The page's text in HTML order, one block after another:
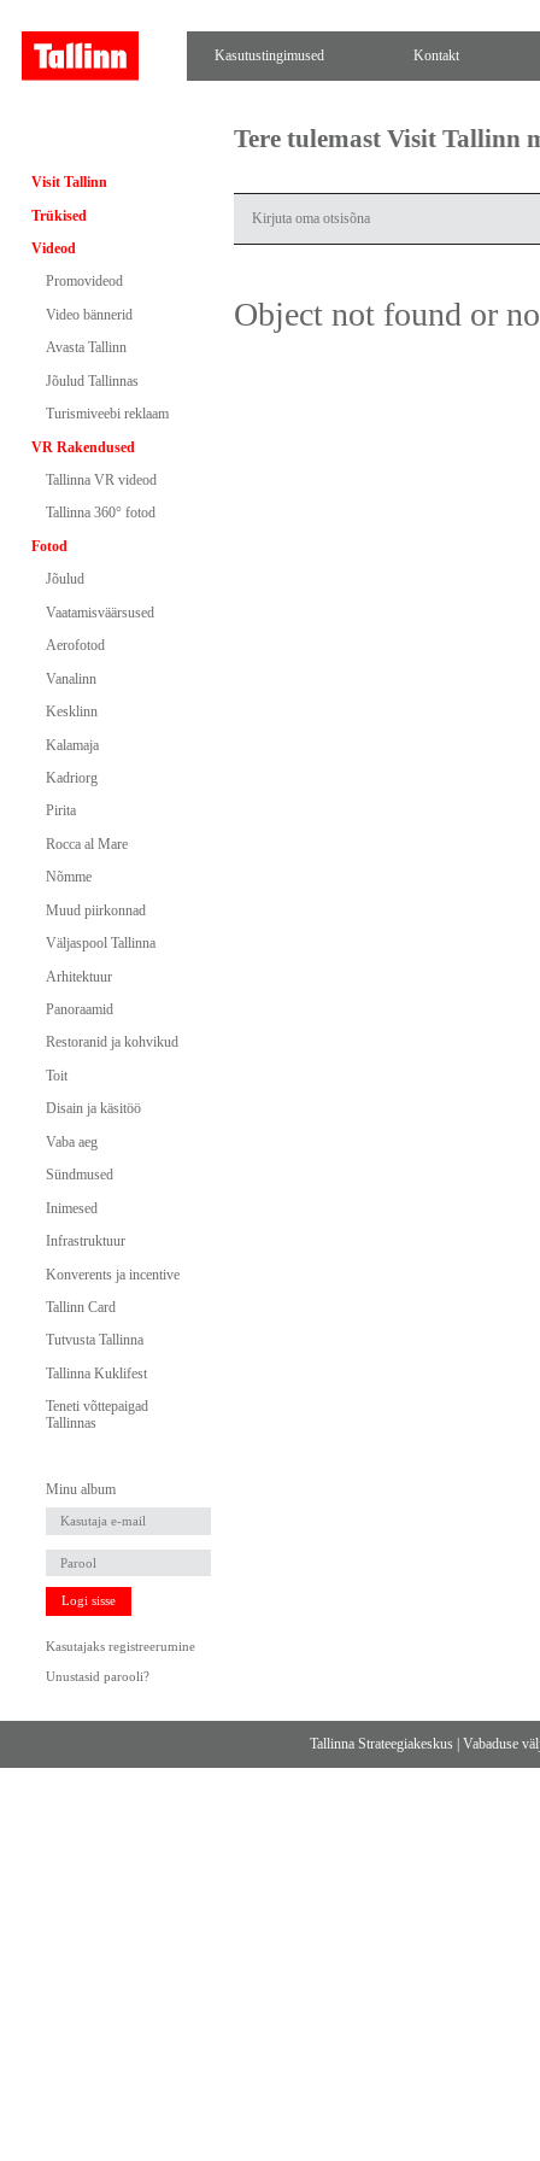
Kasutustingimused Kontakt
Visit Tallinn
Trükised
Videod
Promovideod
Video bännerid
Avasta Tallinn
Jõulud Tallinnas
Turismiveebi reklaam
VR Rakendused
Tallinna VR videod
Tallinna 360° fotod
Fotod
Jõulud
Vaatamisväärsused
Aerofotod
Vanalinn
Kesklinn
Kalamaja
Kadriorg
Pirita
Rocca al Mare
Nõmme
Muud piirkonnad
Väljaspool Tallinna
Arhitektuur
Panoraamid
Restoranid ja kohvikud
Toit
Disain ja käsitöö
Vaba aeg
Sündmused
Inimesed
Infrastruktuur
Konverents ja incentive
Tallinn Card
Tutvusta Tallinna
Tallinna Kuklifest
Teneti võttepaigad
Tallinnas
Minu album
Logi sisse
Kasutajaks registreerumine
Unustasid parooli?
Tere tulemast Visit Tallinn
Object not found or
Tallinna Strateegiakeskus |Vabaduse